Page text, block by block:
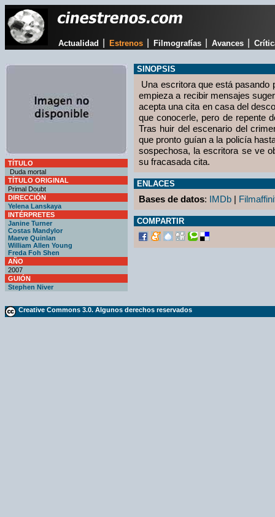
Actualidad Estrenos Filmografías Avances
TÍTULO
Duda mortal
TÍTULO ORIGINAL
Primal Doubt
DIRECCIÓN
Yelena Lanskaya
INTÉRPRETES
Janine Turner
Costas Mandylor
Maeve Quinlan
William Allen Young
Freda Foh Shen
AÑO
2007
GUIÓN
Stephen Niver
SINOPSIS
Una escritora que está
empieza a recibir mensajes
acepta una cita en casa del
que conocerle, pero de repente
Tras huir del escenario del
que pronto guían a la policía
sospechosa, la escritora se ve
su fracasada cita.
ENLACES
Bases de datos: IMDb |
COMPARTIR
Creative Commons 3.0. Algunos derechos reservados